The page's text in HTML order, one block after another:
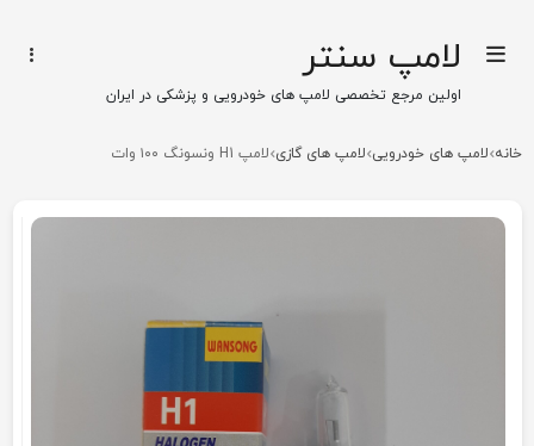
لامپ سنتر
اولین مرجع تخصصی لامپ های خودرویی و پزشکی در ایران
خانه لامپ های خودرویی لامپ های گازی لامپ H1 ونسونگ ۱۰۰ وات